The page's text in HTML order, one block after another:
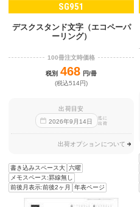
SG951
デスクスタンド文字（エコペーパ
ーリング）
100冊注文時価格
税別 468 円/冊
(税込514円)
出荷目安
2026年9 月14日
迄に
出荷
出荷オプションについて
書き込みスペース大 六曜
メモスペース:罫線無し
前後月表示:前後2ヶ月
年表ページ